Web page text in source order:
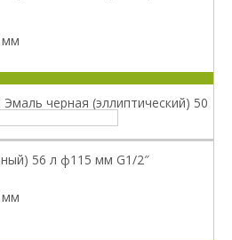
мм
черная (эллиптический) 50
56 л ф115 мм G1/2″
мм